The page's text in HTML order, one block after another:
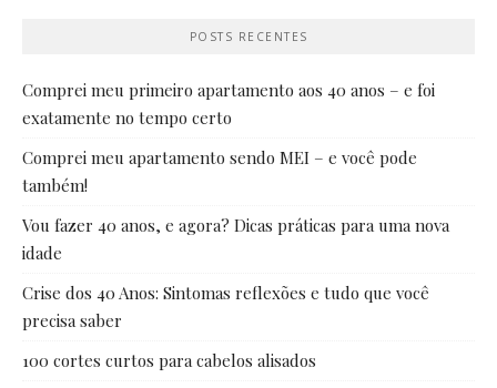
POSTS RECENTES
Comprei meu primeiro apartamento aos 40 anos – e foi
exatamente no tempo certo
Comprei meu apartamento sendo MEI – e você pode
também!
Vou fazer 40 anos, e agora? Dicas práticas para uma nova
idade
Crise dos 40 Anos: Sintomas reflexões e tudo que você
precisa saber
100 cortes curtos para cabelos alisados